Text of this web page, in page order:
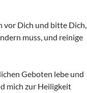
vor Dich und bitte Dich,
muss, und reinige
Geboten lebe und
mich zur Heiligkeit